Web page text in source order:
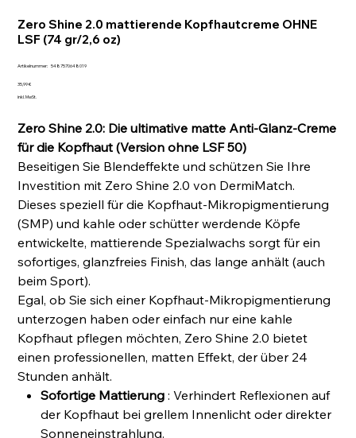
Zero Shine 2.0 mattierende Kopfhautcreme OHNE
LSF (74 gr/2,6 oz)
Artikelnummer: Artikelnummer:
5487570648019
Preis
35,99 €
inkl. MwSt.
Zero Shine 2.0: Die ultimative matte Anti-Glanz-Creme
für die Kopfhaut (Version ohne LSF 50)
Beseitigen Sie Blendeffekte und schützen Sie Ihre
Investition mit Zero Shine 2.0 von DermiMatch.
Dieses speziell für die Kopfhaut-Mikropigmentierung
(SMP) und kahle oder schütter werdende Köpfe
entwickelte, mattierende Spezialwachs sorgt für ein
sofortiges, glanzfreies Finish, das lange anhält (auch
beim Sport).
Egal, ob Sie sich einer Kopfhaut-Mikropigmentierung
unterzogen haben oder einfach nur eine kahle
Kopfhaut pflegen möchten, Zero Shine 2.0 bietet
einen professionellen, matten Effekt, der über 24
Stunden anhält.
Sofortige Mattierung : Verhindert Reflexionen auf
der Kopfhaut bei grellem Innenlicht oder direkter
Sonneneinstrahlung.